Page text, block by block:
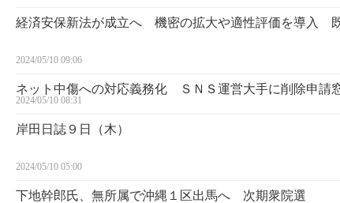
経済安保新法が成立へ 機密の拡大や適性評価を導入
2024/05/10 09:06
ネット中傷への対応義務化 ＳＮＳ運営大手に削除申請
2024/05/10 08:31
岸田日誌９日（木）
2024/05/10 05:00
下地幹郎氏、無所属で沖縄１区出馬へ 次期衆院選